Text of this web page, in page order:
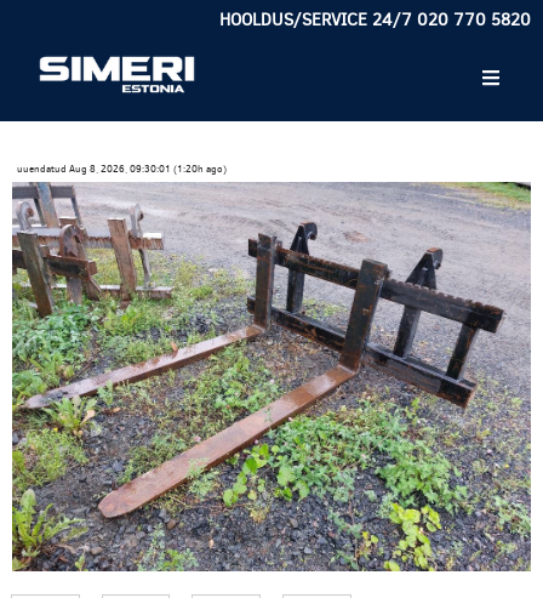
HOOLDUS/SERVICE 24/7 020 770 5820
uuendatud Aug 8, 2026, 09:30:01 (1:20h ago)